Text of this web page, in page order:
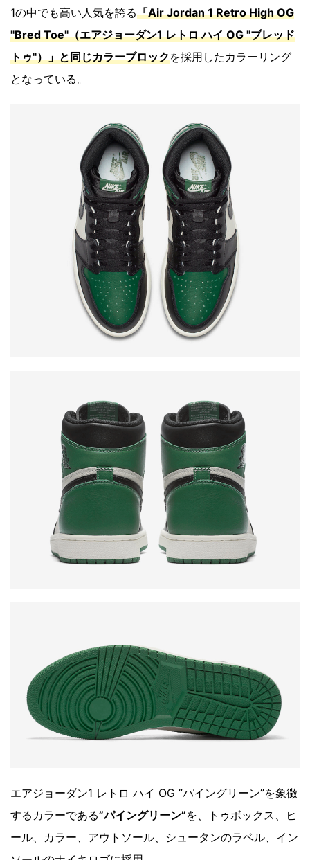
1の中でも高い人気を誇る「Air Jordan 1 Retro High OG
"Bred Toe"（エアジョーダン1 レトロ ハイ OG "ブレッド
トゥ"）」と同じカラーブロックを採用したカラーリング
となっている。
エアジョーダン1 レトロ ハイ OG ”パイングリーン”を象徴
するカラーである”パイングリーン”を、トゥボックス、ヒ
ール、カラー、アウトソール、シュータンのラベル、イン